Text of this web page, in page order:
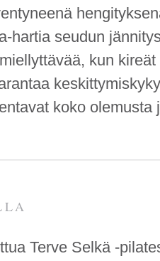
hartia seudun
kun
koko olemusta
Terve Selkä -